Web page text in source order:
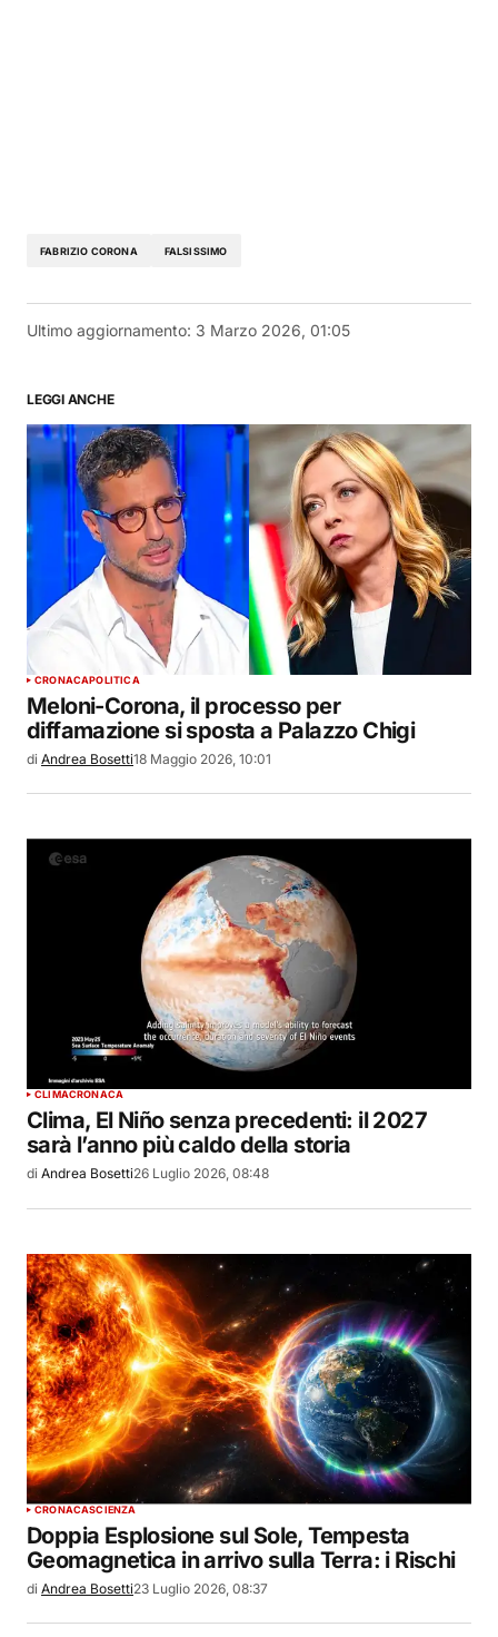
FABRIZIO CORONA FALSISSIMO
Ultimo aggiornamento: 3 Marzo 2026, 01:05
LEGGI ANCHE
CRONACAPOLITICA
Meloni-Corona, il processo per
diffamazione si sposta a Palazzo Chigi
di Andrea Bosetti18 Maggio 2026, 10:01
CLIMACRONACA
Clima, El Niño senza precedenti: il 2027
sarà l’anno più caldo della storia
di Andrea Bosetti26 Luglio 2026, 08:48
CRONACASCIENZA
Doppia Esplosione sul Sole, Tempesta
Geomagnetica in arrivo sulla Terra: i Rischi
di Andrea Bosetti23 Luglio 2026, 08:37